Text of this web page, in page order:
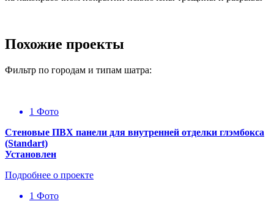
Похожие проекты
Фильтр по городам и типам шатра:
1 Фото
Стеновые ПВХ панели для внутренней отделки глэмбокса
(Standart)
Установлен
Подробнее о проекте
1 Фото